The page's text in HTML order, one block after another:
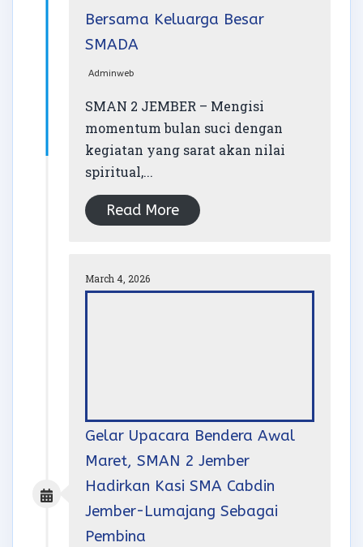
Bersama Keluarga Besar
SMADA
Adminweb
SMAN 2 JEMBER – Mengisi
momentum bulan suci dengan
kegiatan yang sarat akan nilai
spiritual,...
Read More
March 4, 2026
Gelar Upacara Bendera Awal
Maret, SMAN 2 Jember
Hadirkan Kasi SMA Cabdin
Jember-Lumajang Sebagai
Pembina